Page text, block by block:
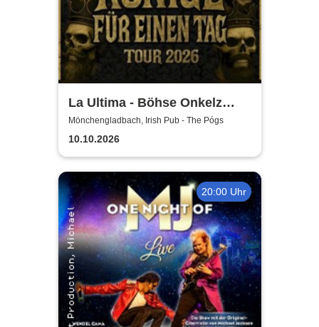
La Ultima - Böhse Onkelz
Tribute
Mönchengladbach, Irish Pub - The Pógs
10.10.2026
20:00 Uhr